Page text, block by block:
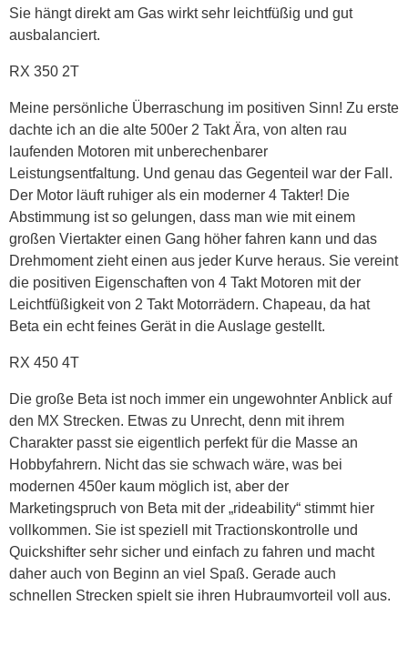
Sie hängt direkt am Gas wirkt sehr leichtfüßig und gut
ausbalanciert.
RX 350 2T
Meine persönliche Überraschung im positiven Sinn! Zu erste
dachte ich an die alte 500er 2 Takt Ära, von alten rau
laufenden Motoren mit unberechenbarer
Leistungsentfaltung. Und genau das Gegenteil war der Fall.
Der Motor läuft ruhiger als ein moderner 4 Takter! Die
Abstimmung ist so gelungen, dass man wie mit einem
großen Viertakter einen Gang höher fahren kann und das
Drehmoment zieht einen aus jeder Kurve heraus. Sie vereint
die positiven Eigenschaften von 4 Takt Motoren mit der
Leichtfüßigkeit von 2 Takt Motorrädern. Chapeau, da hat
Beta ein echt feines Gerät in die Auslage gestellt.
RX 450 4T
Die große Beta ist noch immer ein ungewohnter Anblick auf
den MX Strecken. Etwas zu Unrecht, denn mit ihrem
Charakter passt sie eigentlich perfekt für die Masse an
Hobbyfahrern. Nicht das sie schwach wäre, was bei
modernen 450er kaum möglich ist, aber der
Marketingspruch von Beta mit der „rideability“ stimmt hier
vollkommen. Sie ist speziell mit Tractionskontrolle und
Quickshifter sehr sicher und einfach zu fahren und macht
daher auch von Beginn an viel Spaß. Gerade auch
schnellen Strecken spielt sie ihren Hubraumvorteil voll aus.